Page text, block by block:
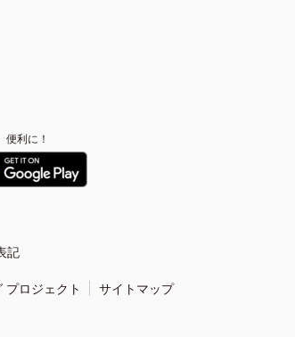
利に！
記
プロジェクト サイトマップ